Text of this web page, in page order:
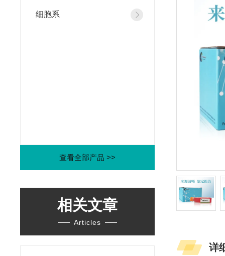
细胞系
查看全部产品 >>
相关文章
Articles
详